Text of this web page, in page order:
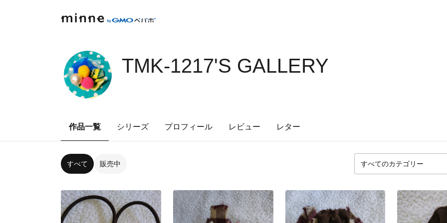
TMK-1217'S GALLERY
作品一覧 シリーズ プロフィール レビュー レター
すべて 販売中